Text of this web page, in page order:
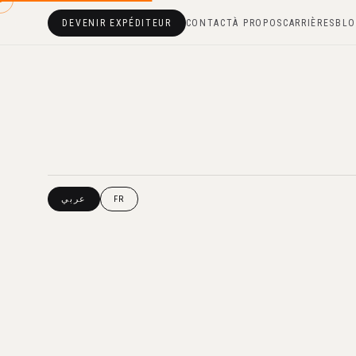
CARRIÈRES
À PROPOS
CONTACT
DEVENIR EXPÉDITEUR
FR عربي